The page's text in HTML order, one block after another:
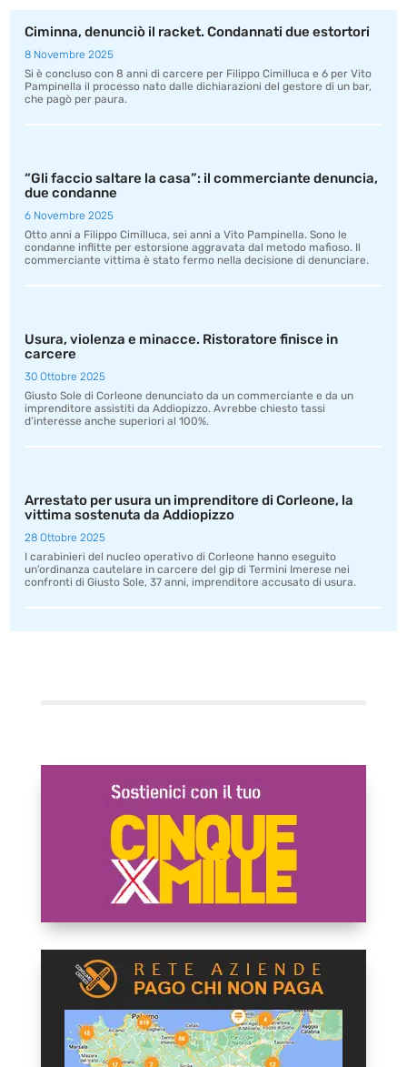
Ciminna, denunciò il racket. Condannati due estortori
8 Novembre 2025
Si è concluso con 8 anni di carcere per Filippo Cimilluca e 6 per Vito
Pampinella il processo nato dalle dichiarazioni del gestore di un bar,
che pagò per paura.
“Gli faccio saltare la casa”: il commerciante denuncia,
due condanne
6 Novembre 2025
Otto anni a Filippo Cimilluca, sei anni a Vito Pampinella. Sono le
condanne inflitte per estorsione aggravata dal metodo mafioso. Il
commerciante vittima è stato fermo nella decisione di denunciare.
Usura, violenza e minacce. Ristoratore finisce in
carcere
30 Ottobre 2025
Giusto Sole di Corleone denunciato da un commerciante e da un
imprenditore assistiti da Addiopizzo. Avrebbe chiesto tassi
d’interesse anche superiori al 100%.
Arrestato per usura un imprenditore di Corleone, la
vittima sostenuta da Addiopizzo
28 Ottobre 2025
I carabinieri del nucleo operativo di Corleone hanno eseguito
un’ordinanza cautelare in carcere del gip di Termini Imerese nei
confronti di Giusto Sole, 37 anni, imprenditore accusato di usura.